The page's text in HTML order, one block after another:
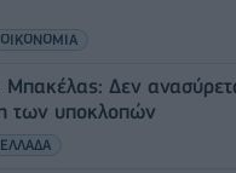
ΟΙΚΟΝΟΜΙΑ
Δεν
των υποκλοπών
ΕΛΛΑΔΑ